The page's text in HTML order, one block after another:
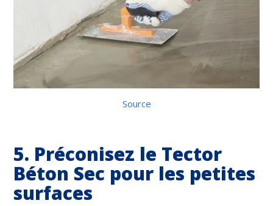
Source
5. Préconisez le Tector
Béton Sec pour les petites
surfaces